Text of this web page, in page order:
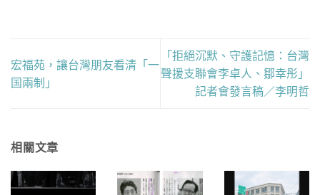
宏福苑，讓台灣朋友看清「一
国兩制」
「拒絕沉默、守護記憶：台灣
聲援支聯會李卓人、鄒幸彤」
記者會發言稿／李明哲
相關文章